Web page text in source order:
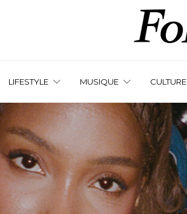
LIFESTYLE MUSIQUE CULTURE